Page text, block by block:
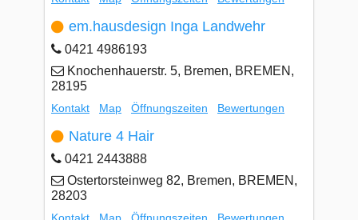
em.hausdesign Inga Landwehr
0421 4986193
Knochenhauerstr. 5, Bremen, BREMEN,
28195
Kontakt Map Öffnungszeiten Bewertungen
Nature 4 Hair
0421 2443888
Ostertorsteinweg 82, Bremen, BREMEN,
28203